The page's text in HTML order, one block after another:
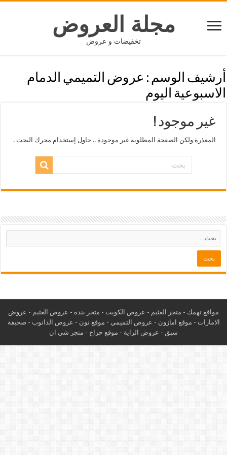
مجلة العروض
تخفيضات و عروض
أرشيف الوسم : عروض التميمي الدمام
الاسبوعية اليوم
غير موجود !
المعذرة ولكن الصفحة المطلوبة غير موجودة .. حاول إستخدام محرك البحث .
مواقع تهمك - متجر العثيم - عروض الكويت - متجر بنده - عروض العثيم - عروض
الامارات - موقع امازون - عروض التميمي - موقع نون - عروض الدانوب - صحيفة
سبق - عروض الراية - موقع حراج - متجر شي ان